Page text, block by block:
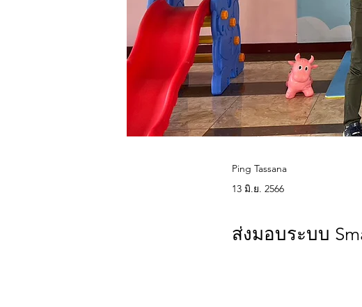
Ping Tassana
13 มิ.ย. 2566
ส่งมอบระบบ